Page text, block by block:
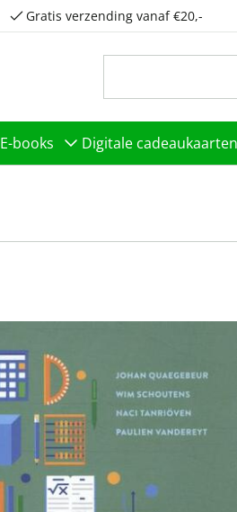
Gratis verzending vanaf €20,-
E-books Digitale cadeaukaarten